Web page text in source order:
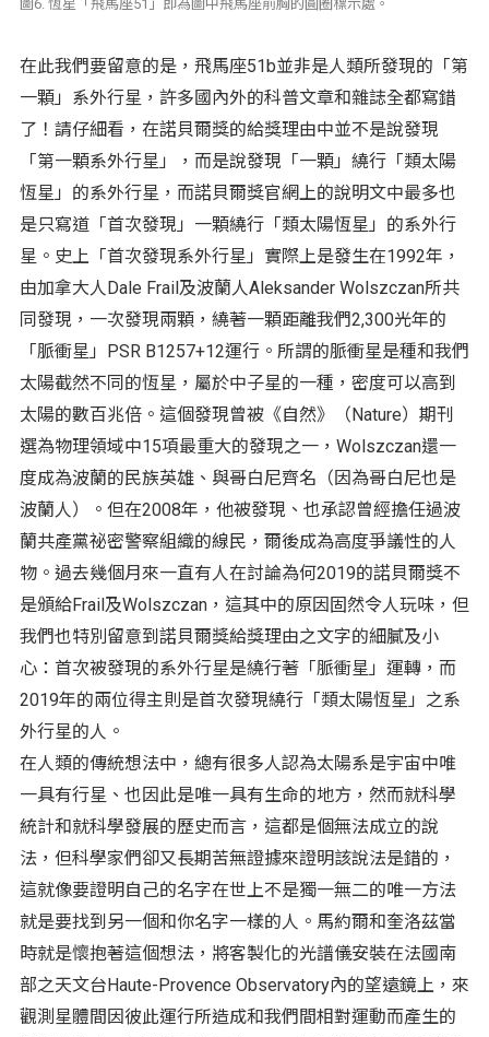
圖6. 恆星「飛馬座51」即為圖中飛馬座前胸的圓圈標示處。
在此我們要留意的是，飛馬座51b並非是人類所發現的「第
一顆」系外行星，許多國內外的科普文章和雜誌全都寫錯
了！請仔細看，在諾貝爾獎的給獎理由中並不是說發現
「第一顆系外行星」，而是說發現「一顆」繞行「類太陽
恆星」的系外行星，而諾貝爾獎官網上的說明文中最多也
是只寫道「首次發現」一顆繞行「類太陽恆星」的系外行
星。史上「首次發現系外行星」實際上是發生在1992年，
由加拿大人Dale Frail及波蘭人Aleksander Wolszczan所共
同發現，一次發現兩顆，繞著一顆距離我們2,300光年的
「脈衝星」PSR B1257+12運行。所謂的脈衝星是種和我們
太陽截然不同的恆星，屬於中子星的一種，密度可以高到
太陽的數百兆倍。這個發現曾被《自然》（Nature）期刊
選為物理領域中15項最重大的發現之一，Wolszczan還一
度成為波蘭的民族英雄、與哥白尼齊名（因為哥白尼也是
波蘭人）。但在2008年，他被發現、也承認曾經擔任過波
蘭共產黨祕密警察組織的線民，爾後成為高度爭議性的人
物。過去幾個月來一直有人在討論為何2019的諾貝爾獎不
是頒給Frail及Wolszczan，這其中的原因固然令人玩味，但
我們也特別留意到諾貝爾獎給獎理由之文字的細膩及小
心：首次被發現的系外行星是繞行著「脈衝星」運轉，而
2019年的兩位得主則是首次發現繞行「類太陽恆星」之系
外行星的人。
在人類的傳統想法中，總有很多人認為太陽系是宇宙中唯
一具有行星、也因此是唯一具有生命的地方，然而就科學
統計和就科學發展的歷史而言，這都是個無法成立的說
法，但科學家們卻又長期苦無證據來證明該說法是錯的，
這就像要證明自己的名字在世上不是獨一無二的唯一方法
就是要找到另一個和你名字一樣的人。馬約爾和奎洛茲當
時就是懷抱著這個想法，將客製化的光譜儀安裝在法國南
部之天文台Haute-Provence Observatory內的望遠鏡上，來
觀測星體間因彼此運行所造成和我們間相對運動而產生的